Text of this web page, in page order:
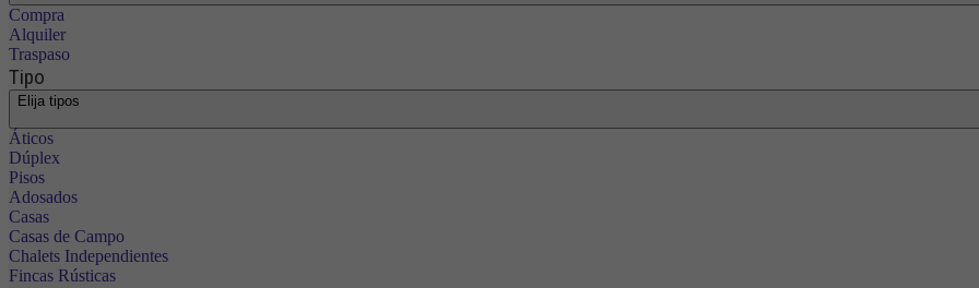
Compra
Alquiler
Traspaso
Tipo
Elija tipos
Áticos
Dúplex
Pisos
Adosados
Casas
Casas de Campo
Chalets Independientes
Fincas Rústicas